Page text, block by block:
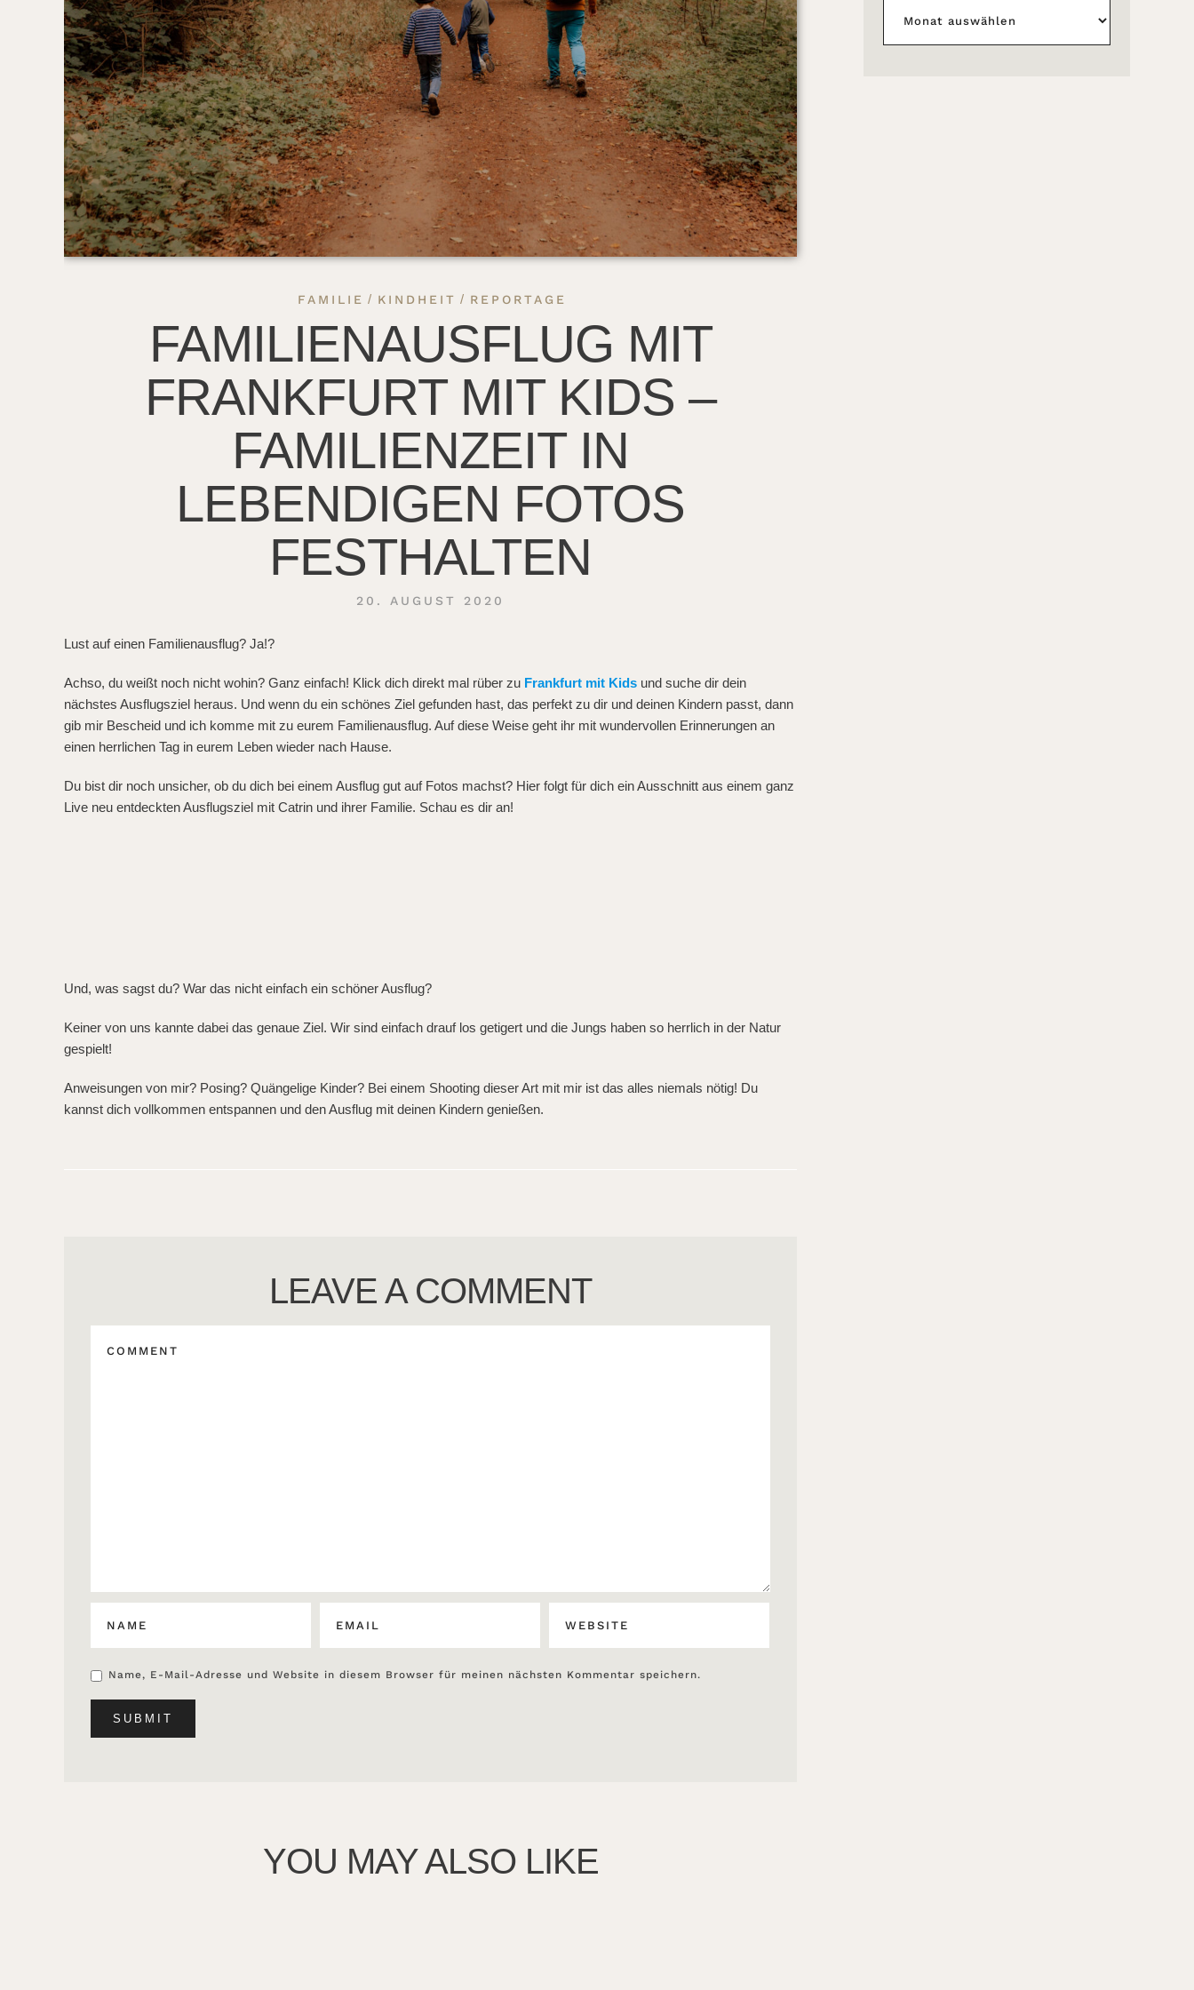
FAMILIE / KINDHEIT / REPORTAGE
FAMILIENAUSFLUG MIT
FRANKFURT MIT KIDS –
FAMILIENZEIT IN
LEBENDIGEN FOTOS
FESTHALTEN
20. AUGUST 2020
Lust auf einen Familienausflug? Ja!?
Achso, du weißt noch nicht wohin? Ganz einfach! Klick dich direkt mal rüber zu Frankfurt mit Kids und suche dir dein
nächstes Ausflugsziel heraus. Und wenn du ein schönes Ziel gefunden hast, das perfekt zu dir und deinen Kindern passt, dann
gib mir Bescheid und ich komme mit zu eurem Familienausflug. Auf diese Weise geht ihr mit wundervollen Erinnerungen an
einen herrlichen Tag in eurem Leben wieder nach Hause.
Du bist dir noch unsicher, ob du dich bei einem Ausflug gut auf Fotos machst? Hier folgt für dich ein Ausschnitt aus einem ganz
Live neu entdeckten Ausflugsziel mit Catrin und ihrer Familie. Schau es dir an!
Und, was sagst du? War das nicht einfach ein schöner Ausflug?
Keiner von uns kannte dabei das genaue Ziel. Wir sind einfach drauf los getigert und die Jungs haben so herrlich in der Natur
gespielt!
Anweisungen von mir? Posing? Quängelige Kinder? Bei einem Shooting dieser Art mit mir ist das alles niemals nötig! Du
kannst dich vollkommen entspannen und den Ausflug mit deinen Kindern genießen.
LEAVE A COMMENT
Name, E-Mail-Adresse und Website in diesem Browser für meinen nächsten Kommentar speichern.
YOU MAY ALSO LIKE